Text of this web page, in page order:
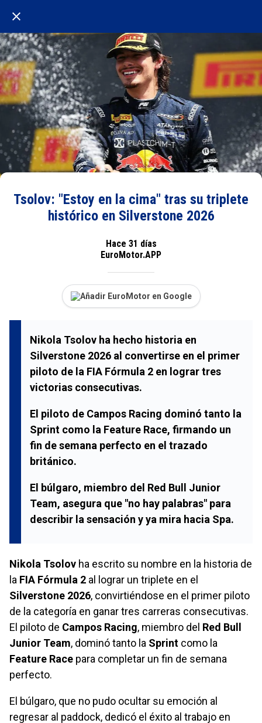
Tsolov: "Estoy en la cima" tras su triplete
histórico en Silverstone 2026
Hace 31 días
EuroMotor.APP
Añadir EuroMotor en Google
Nikola Tsolov ha hecho historia en
Silverstone 2026 al convertirse en el primer
piloto de la FIA Fórmula 2 en lograr tres
victorias consecutivas.
El piloto de Campos Racing dominó tanto la
Sprint como la Feature Race, firmando un
fin de semana perfecto en el trazado
británico.
El búlgaro, miembro del Red Bull Junior
Team, asegura que "no hay palabras" para
describir la sensación y ya mira hacia Spa.
Nikola Tsolov ha escrito su nombre en la historia de
la FIA Fórmula 2 al lograr un triplete en el
Silverstone 2026, convirtiéndose en el primer piloto
de la categoría en ganar tres carreras consecutivas.
El piloto de Campos Racing, miembro del Red Bull
Junior Team, dominó tanto la Sprint como la
Feature Race para completar un fin de semana
perfecto.
El búlgaro, que no pudo ocultar su emoción al
regresar al paddock, dedicó el éxito al trabajo en